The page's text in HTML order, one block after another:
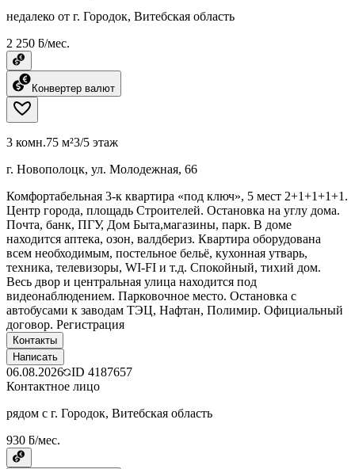
недалеко от г. Городок, Витебская область
2 250 ƃ/мес.
Конвертер валют
3 комн.75 м²3/5 этаж
г. Новополоцк, ул. Молодежная, 66
Комфортабельная 3-к квартира «под ключ», 5 мест 2+1+1+1+1.
Центр города, площадь Строителей. Остановка на углу дома.
Почта, банк, ПГУ, Дом Быта,магазины, парк. В доме
находится аптека, озон, валдбериз. Квартира оборудована
всем необходимым, постельное бельё, кухонная утварь,
техника, телевизоры, WI-FI и т.д. Спокойный, тихий дом.
Весь двор и центральная улица находится под
видеонаблюдением. Парковочное место. Остановка с
автобусами к заводам ТЭЦ, Нафтан, Полимир. Официальный
договор. Регистрация
Контакты
Написать
06.08.2026 ID 4187657
Контактное лицо
рядом с г. Городок, Витебская область
930 ƃ/мес.